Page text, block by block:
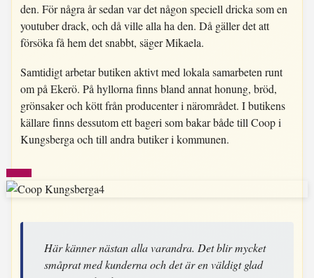
den. För några år sedan var det någon speciell dricka som en
youtuber drack, och då ville alla ha den. Då gäller det att
försöka få hem det snabbt, säger Mikaela.
Samtidigt arbetar butiken aktivt med lokala samarbeten runt
om på Ekerö. På hyllorna finns bland annat honung, bröd,
grönsaker och kött från producenter i närområdet. I butikens
källare finns dessutom ett bageri som bakar både till Coop i
Kungsberga och till andra butiker i kommunen.
Här känner nästan alla varandra. Det blir mycket
småprat med kunderna och det är en väldigt glad